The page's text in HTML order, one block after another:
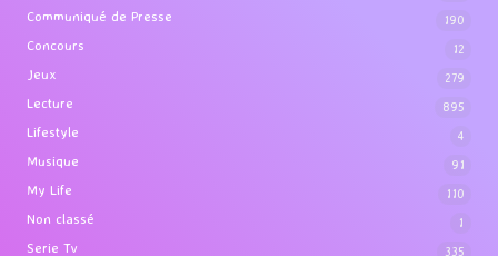
Communiqué de Presse 190
Concours 12
Jeux 279
Lecture 895
Lifestyle 4
Musique 91
My Life 110
Non classé 1
Serie Tv 335